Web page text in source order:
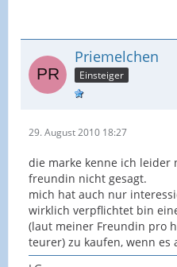
Priemelchen
Einsteiger
29. August 2010 18:27
die marke kenne ich leider
freundin nicht gesagt.
mich hat auch nur
wirklich verpflichtet bin
(laut meiner Freundin pro
teurer) zu kaufen, wenn es